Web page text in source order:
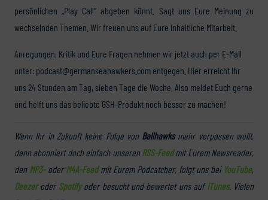
persönlichen „Play Call“ abgeben könnt. Sagt uns Eure Meinung zu
wechselnden Themen. Wir freuen uns auf Eure inhaltliche Mitarbeit.
Anregungen, Kritik und Eure Fragen nehmen wir jetzt auch per E-Mail
unter: podcast@germanseahawkers.com entgegen. Hier erreicht Ihr
uns 24 Stunden am Tag, sieben Tage die Woche. Also meldet Euch gerne
und helft uns das beliebte GSH-Produkt noch besser zu machen!
Wenn Ihr in Zukunft keine Folge von Ballhawksmehr verpassen wollt,
dann abonniert doch einfach unserenRSS-Feedmit Eurem Newsreader,
den MP3-oder M4A-Feedmit Eurem Podcatcher, folgt uns bei YouTube,
Deezeroder Spotifyoder besucht und bewertet uns aufiTunes. Vielen